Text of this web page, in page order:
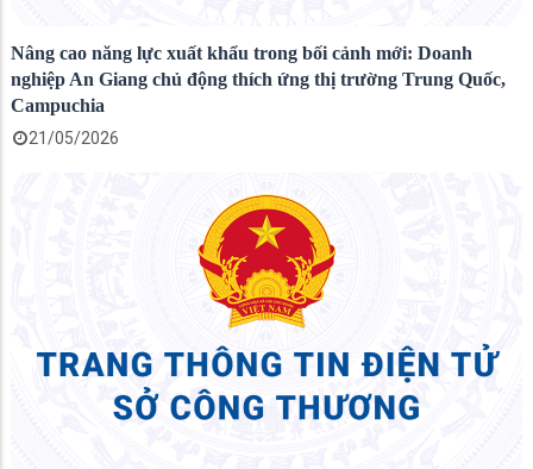
Nâng cao năng lực xuất khẩu trong bối cảnh mới: Doanh
nghiệp An Giang chủ động thích ứng thị trường Trung Quốc,
Campuchia
21/05/2026